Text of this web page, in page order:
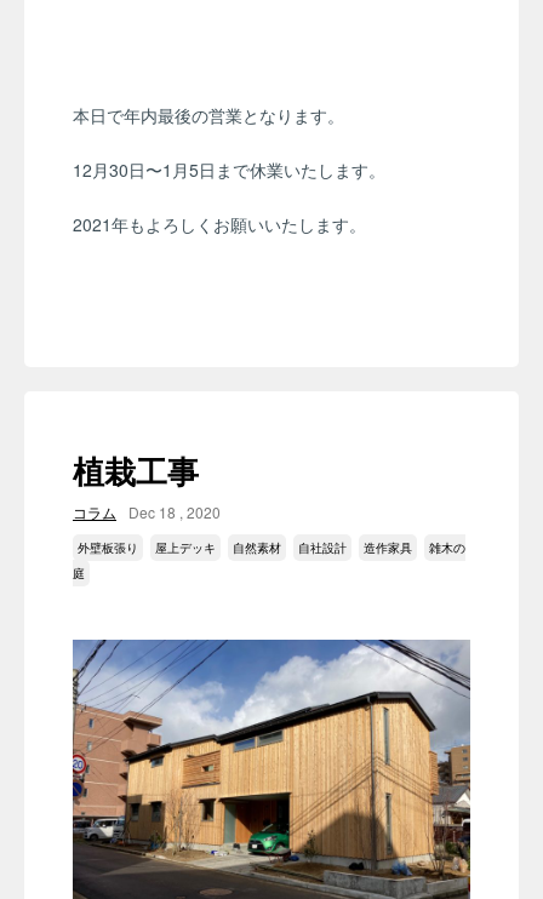
本日で年内最後の営業となります。
12月30日〜1月5日まで休業いたします。
2021年もよろしくお願いいたします。
植栽工事
コラム Dec 18 , 2020
外壁板張り 屋上デッキ 自然素材 自社設計 造作家具
雑木の
庭